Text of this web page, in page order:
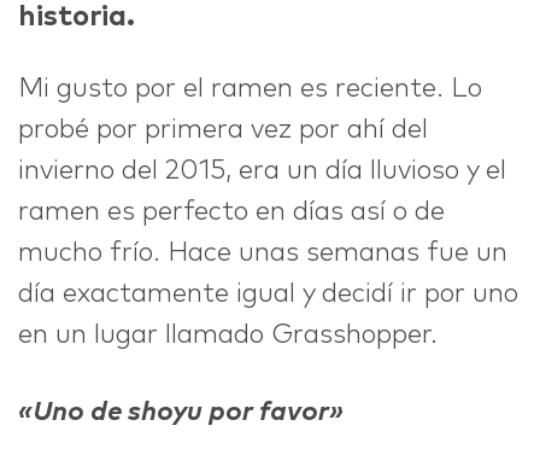
historia.
Mi gusto por el ramen es reciente. Lo
probé por primera vez por ahí del
invierno del 2015, era un día lluvioso y el
ramen es perfecto en días así o de
mucho frío. Hace unas semanas fue un
día exactamente igual y decidí ir por uno
en un lugar llamado Grasshopper.
«Uno de shoyu por favor»
ABOUT
CONTACT
hi@nett.mx